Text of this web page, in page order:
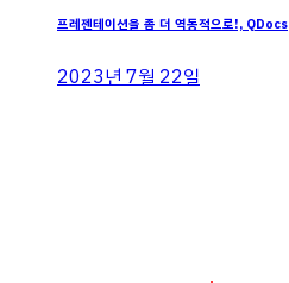
프레젠테이션을 좀 더 역동적으로!, QDocs
2023년 7월 22일